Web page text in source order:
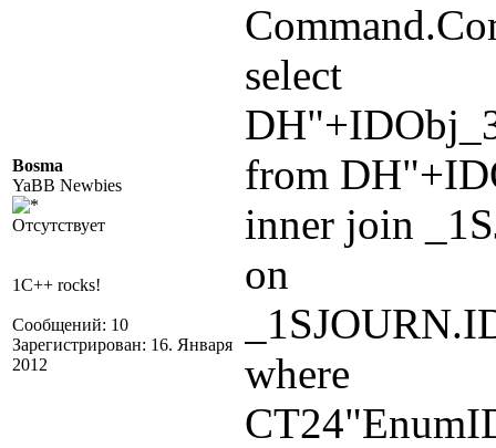
Bosma
YaBB Newbies
Отсутствует
1C++ rocks!
Сообщений: 10
Зарегистрирован: 16. Января
2012
select
from
inner join
on
where